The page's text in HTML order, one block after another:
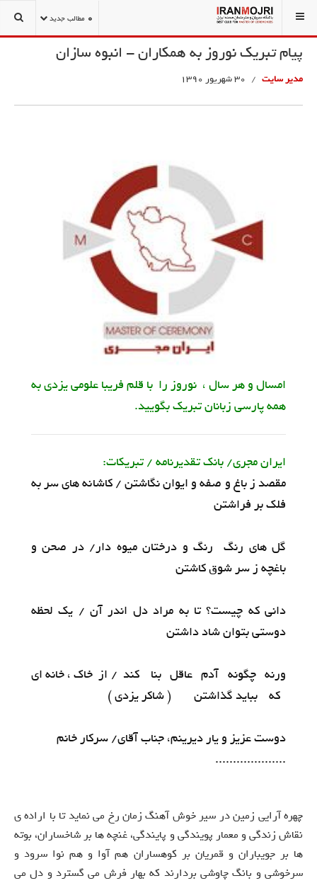
0 مطالب جدید شما اینجا هستید: نوروز نامه
پیام تبریک نوروز به همکاران - انبوه سازان
مدیر سایت 30 شهریور 1390
امسال و هر سال ، نوروز را با قلم فریبا علومی یزدی به
همه پارسی زبانان تبریک بگویید.
ایران مجری/ بانک تقدیرنامه / تبریکات:
مقصد ز باغ و صفه و ایوان نگاشتن / کاشانه های سر به
فلک بر فراشتن
گل های رنگ رنگ و درختان میوه دار/ در صحن و
باغچه ز سر شوق کاشتن
دانی که چیست؟ تا به مراد دل اندر آن / یک لحظه
دوستی بتوان شاد داشتن
ورنه چگونه آدم عاقل بنا کند / از خاک ، خانه ای
که بباید گذاشتن ( شاکر یزدی )
دوست عزیز و یار دیرینم، جناب آقای/ سرکار خانم
....................
چهره آرایی زمین در سیر خوش آهنگ زمان رخ می نماید تا با اراده ی
نقاش زندگی و معمار پویندگی و پایندگی، غنچه ها بر شاخساران، بوته
ها بر جویباران و قمریان بر کوهساران هم آوا و هم نوا سرود و
سرخوشی و بانگ چاوشی بردارند که بهار فرش می گسترد و دل می